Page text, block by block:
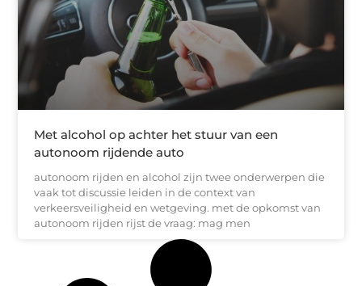
Met alcohol op achter het stuur van een
autonoom rijdende auto
autonoom rijden en alcohol zijn twee onderwerpen die
vaak tot discussie leiden in de context van
verkeersveiligheid en wetgeving. met de opkomst van
autonoom rijden rijst de vraag: mag men